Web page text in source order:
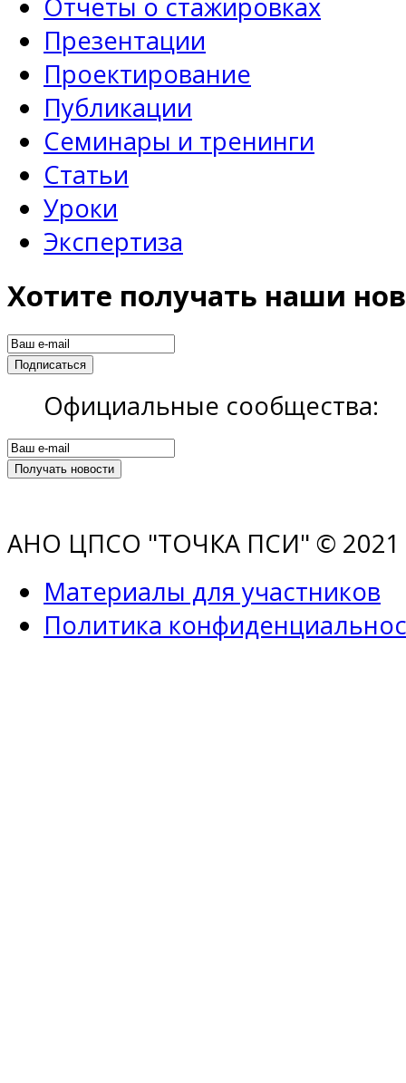
Отчеты о стажировках
Презентации
Проектирование
Публикации
Семинары и тренинги
Статьи
Уроки
Экспертиза
Хотите получать наши
Официальные сообщества:
АНО ЦПСО "ТОЧКА ПСИ" © 2021
Материалы для участников
Политика